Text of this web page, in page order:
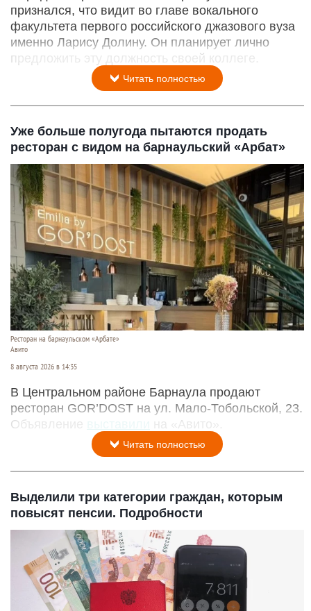
признался, что видит во главе вокального
факультета первого российского джазового вуза
именно Ларису Долину. Он планирует лично
предложить эту должность своей коллеге.
Читать полностью
Уже больше полугода пытаются продать
ресторан с видом на барнаульский «Арбат»
Ресторан на барнаульском «Арбате»
Авито
8 августа 2026 в 14:35
В Центральном районе Барнаула продают
ресторан GOR’DOST на ул. Мало-Тобольской, 23.
Объявление
на «Авито».
Читать полностью
Выделили три категории граждан, которым
повысят пенсии. Подробности